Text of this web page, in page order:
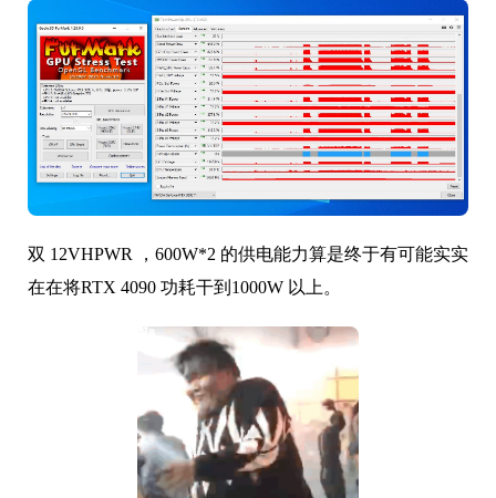
双 12VHPWR ，600W*2 的供电能力算是终于有可能实实
在在将RTX 4090 功耗干到1000W 以上。